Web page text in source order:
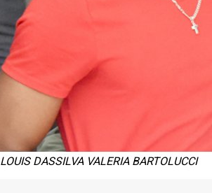
LOUIS DASSILVA VALERIA BARTOLUCCI